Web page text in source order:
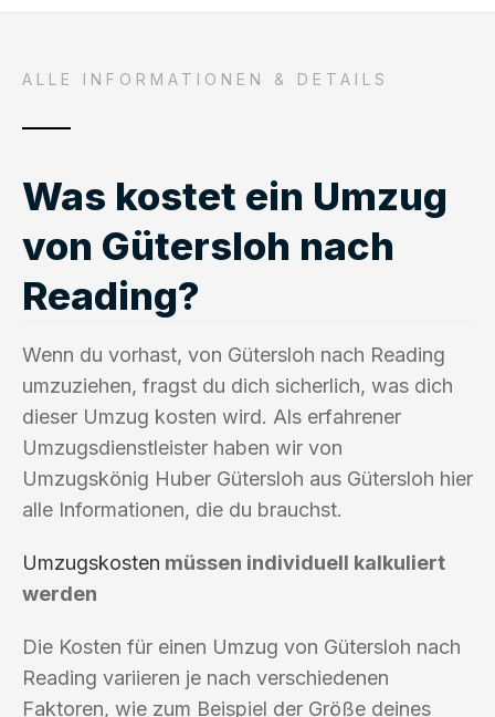
ALLE INFORMATIONEN & DETAILS
Was kostet ein Umzug
von Gütersloh nach
Reading?
Wenn du vorhast, von Gütersloh nach Reading
umzuziehen, fragst du dich sicherlich, was dich
dieser Umzug kosten wird. Als erfahrener
Umzugsdienstleister haben wir von
Umzugskönig Huber Gütersloh aus Gütersloh hier
alle Informationen, die du brauchst.
Umzugskosten müssen individuell kalkuliert
werden
Die Kosten für einen Umzug von Gütersloh nach
Reading variieren je nach verschiedenen
Faktoren, wie zum Beispiel der Größe deines